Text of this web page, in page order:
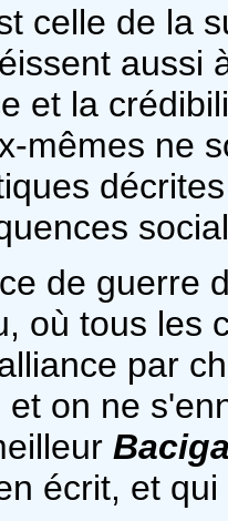
celle de la
aussi
et la
mêmes ne
de guerre
où tous les
par
on ne
écrit, et